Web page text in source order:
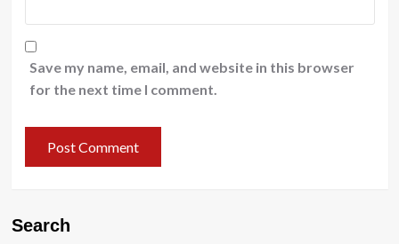
Save my name, email, and website in this browser
for the next time I comment.
Search